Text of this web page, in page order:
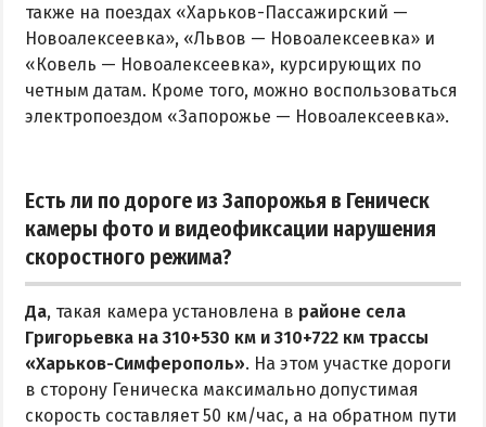
также на поездах «Харьков-Пассажирский —
Новоалексеевка», «Львов — Новоалексеевка» и
«Ковель — Новоалексеевка», курсирующих по
четным датам. Кроме того, можно воспользоваться
электропоездом «Запорожье — Новоалексеевка».
Есть ли по дороге из Запорожья в Геническ
камеры фото и видеофиксации нарушения
скоростного режима?
Да, такая камера установлена в районе села
Григорьевка на 310+530 км и 310+722 км трассы
«Харьков-Симферополь». На этом участке дороги
в сторону Геническа максимально допустимая
скорость составляет 50 км/час, а на обратном пути